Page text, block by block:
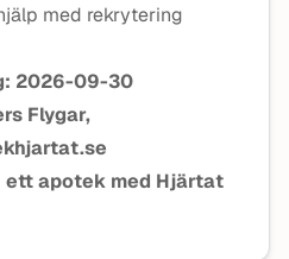
med rekrytering
2026-09-30
Flygar,
ett apotek med Hjärtat